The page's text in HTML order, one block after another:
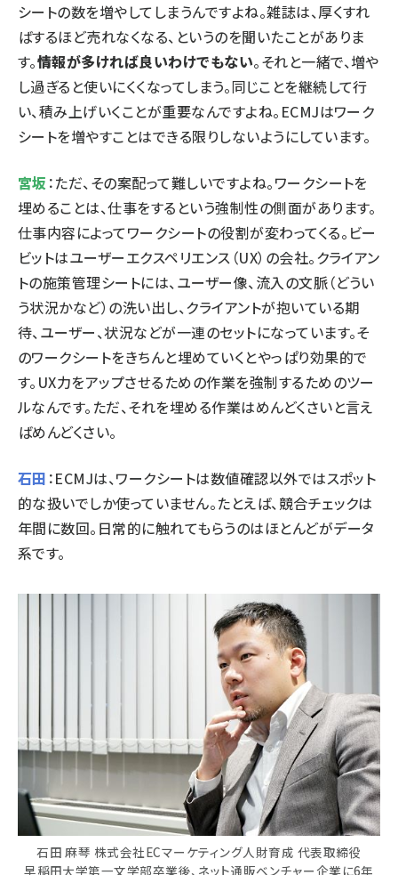
シートの数を増やしてしまうんですよね。雑誌は、厚くすれ
ばするほど売れなくなる、というのを聞いたことがありま
す。情報が多ければ良いわけでもない。それと一緒で、増や
し過ぎると使いにくくなってしまう。同じことを継続して行
い、積み上げいくことが重要なんですよね。ECMJはワーク
シートを増やすことはできる限りしないようにしています。
宮坂 ：ただ、その案配って難しいですよね。ワークシートを
埋めることは、仕事をするという強制性の側面があります。
仕事内容によってワークシートの役割が変わってくる。ビー
ビットはユーザーエクスペリエンス（UX）の会社。クライアン
トの施策管理シートには、ユーザー像、流入の文脈（どうい
う状況かなど）の洗い出し、クライアントが抱いている期
待、ユーザー、状況などが一連のセットになっています。そ
のワークシートをきちんと埋めていくとやっぱり効果的で
す。UX力をアップさせるための作業を強制するためのツー
ルなんです。ただ、それを埋める作業はめんどくさいと言え
ばめんどくさい。
石田 ：ECMJは、ワークシートは数値確認以外ではスポット
的な扱いでしか使っていません。たとえば、競合チェックは
年間に数回。日常的に触れてもらうのはほとんどがデータ
系です。
石田 麻琴 株式会社ECマーケティング人財育成 代表取締役
早稲田大学第一文学部卒業後、ネット通販ベンチャー企業に6年